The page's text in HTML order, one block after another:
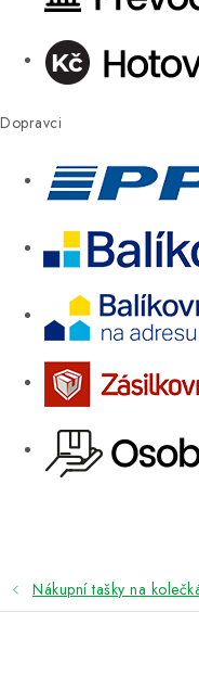
Dopravci
Nákupní tašky na